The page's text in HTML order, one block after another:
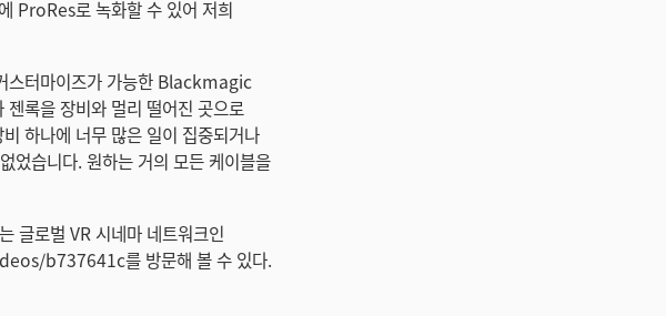
ProRes로 녹화할 수 있어 저희
터마이즈가 가능한 Blackmagic
록을 장비와 멀리 떨어진 곳으로
하나에 너무 많은 일이 집중되거나
었습니다. 원하는 거의 모든 케이블을
글로벌 VR 시네마 네트워크인
b737641c를 방문해 볼 수 있다.